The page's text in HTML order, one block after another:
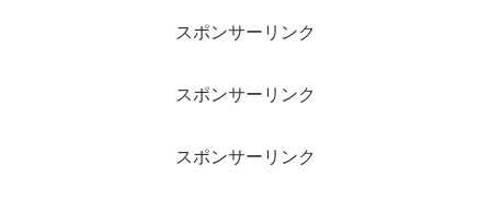
スポンサーリンク
スポンサーリンク
スポンサーリンク